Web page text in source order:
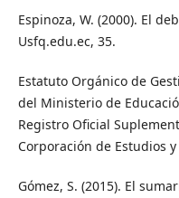
Espinoza, W. (2000). El
Usfq.edu.ec, 35.
Estatuto Orgánico de
del Ministerio de
Registro Oficial
Corporación de Estudios
Gómez, S. (2015). El